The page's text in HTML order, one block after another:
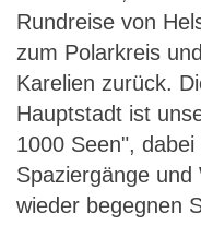
Rundreise von
zum Polarkreis
Karelien zurück.
Hauptstadt ist
1000 Seen",
Spaziergänge
wieder begegnen